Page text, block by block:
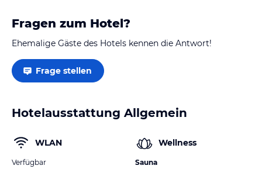
Fragen zum Hotel?
Ehemalige Gäste des Hotels kennen die Antwort!
Frage stellen
Hotelausstattung Allgemein
WLAN
Verfügbar
Wellness
Sauna